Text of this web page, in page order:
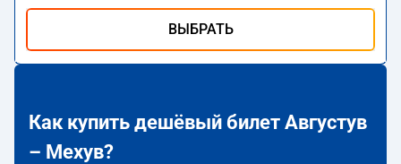
ВЫБРАТЬ
Как купить дешёвый билет Августув
– Мехув?